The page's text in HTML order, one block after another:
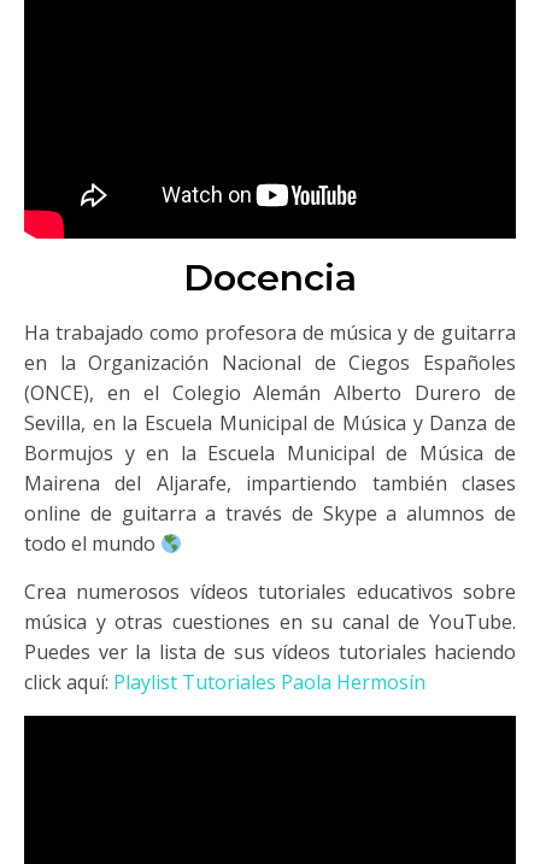
Docencia
Ha trabajado como profesora de música y de guitarra
en la Organización Nacional de Ciegos Españoles
(ONCE), en el Colegio Alemán Alberto Durero de
Sevilla, en la Escuela Municipal de Música y Danza de
Bormujos y en la Escuela Municipal de Música de
Mairena del Aljarafe, impartiendo también clases
online de guitarra a través de Skype a alumnos de
todo el mundo
Crea numerosos vídeos tutoriales educativos sobre
música y otras cuestiones en su canal de YouTube.
Puedes ver la lista de sus vídeos tutoriales haciendo
click aquí: Playlist Tutoriales Paola Hermosín